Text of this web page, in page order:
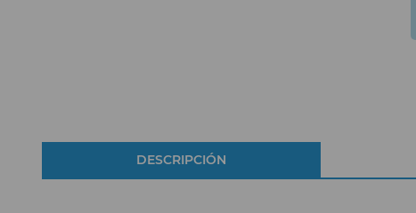
DESCRIPCIÓN